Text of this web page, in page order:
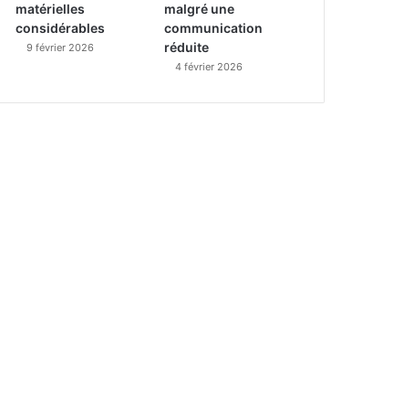
matérielles
considérables
9 février 2026
malgré une
communication
réduite
4 février 2026